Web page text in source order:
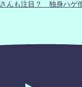
んも注目？ 独身ハゲ